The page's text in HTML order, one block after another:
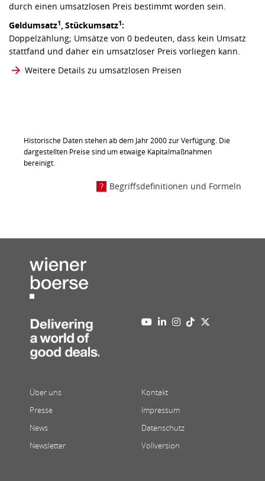
durch einen umsatzlosen Preis bestimmt worden sein.
Geldumsatz1, Stückumsatz1:
Doppelzählung; Umsätze von 0 bedeuten, dass kein Umsatz
stattfand und daher ein umsatzloser Preis vorliegen kann.
Weitere Details zu umsatzlosen Preisen
Historische Daten stehen ab dem Jahr 2000 zur Verfügung. Die
dargestellten Preise sind um etwaige Kapitalmaßnahmen
bereinigt.
Begriffsdefinitionen und Formeln
Über uns
Presse
News
Newsletter
Kontakt
Impressum
Datenschutz
Vollversion